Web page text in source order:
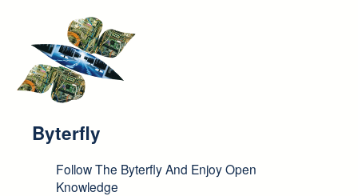
Byterfly
Follow The Byterfly And Enjoy Open
Knowledge